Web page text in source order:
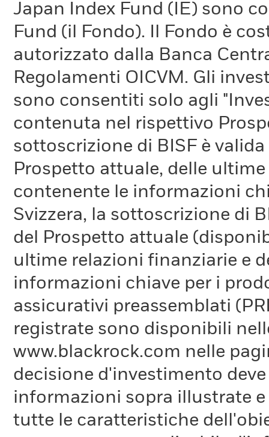
Japan Index Fund (IE) sono
Fund (il Fondo). Il Fondo è
autorizzato dalla Banca
Regolamenti OICVM. Gli
sono consentiti solo agli
contenuta nel rispettivo
sottoscrizione di BISF è
Prospetto attuale, delle
contenente le informazioni
Svizzera, la sottoscrizione di
del Prospetto attuale
ultime relazioni finanziarie e
informazioni chiave per i
assicurativi preassemblati
registrate sono disponibili
www.blackrock.com nelle
decisione d'investimento
informazioni sopra illustrate
tutte le caratteristiche